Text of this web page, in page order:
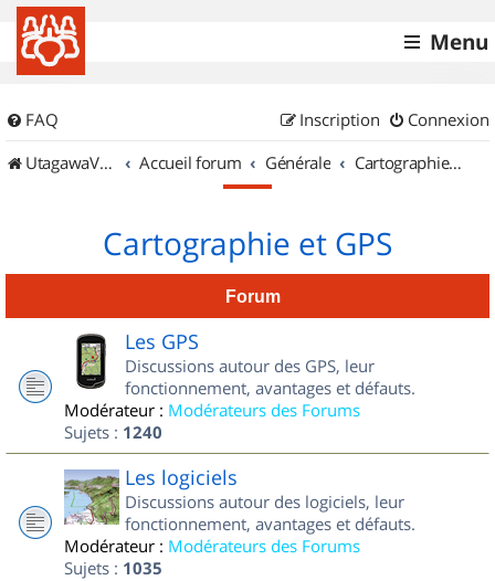
Menu
FAQ Connexion
Inscription
UtagawaVTT (Randos VTT et VTTAE avec traces GPS)
Accueil forum Générale Cartographie et GPS
Cartographie et GPS
Forum
Les GPS
Discussions autour des GPS, leur
fonctionnement, avantages et défauts.
Modérateur : Modérateurs des Forums
Sujets : 1240
Les logiciels
Discussions autour des logiciels, leur
fonctionnement, avantages et défauts.
Modérateur : Modérateurs des Forums
Sujets : 1035